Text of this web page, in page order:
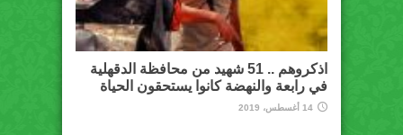
اذكروهم .. 51 شهيد من محافظة الدقهلية
في رابعة والنهضة كانوا يستحقون الحياة
14 أغسطس، 2019